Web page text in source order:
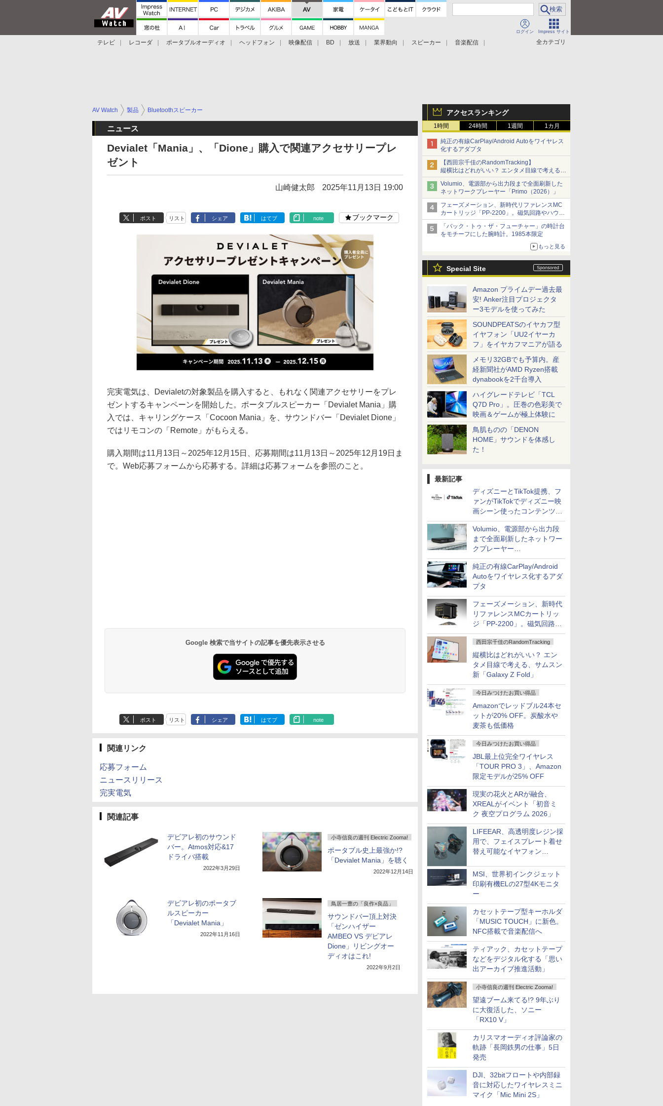
ログイン Impress サイト
全カテゴリ
テレビ レコーダ ポータブルオーディオ ヘッドフォン 映像配信 BD 放送 業界動向 スピーカー
音楽配信
アクセスランキング
1時間 24時間 1週間 1カ月
純正の有線CarPlay/Android Autoをワイヤレス
化するアダプタ
【西田宗千佳のRandomTracking】
縦横比はどれがいい？ エンタメ目線で考える、
サムスン新「Galaxy Z Fold」
Volumio、電源部から出力段まで全面刷新した
ネットワークプレーヤー「Primo（2026）」
フェーズメーション、新時代リファレンスMC
カートリッジ「PP-2200」。磁気回路やハウジ
ングを根本から見直し
「バック・トゥ・ザ・フューチャー」の時計台
をモチーフにした腕時計。1985本限定
もっと見る
Special Site
Amazon プライムデー過去最
安! Anker注目プロジェクタ
ー3モデルを使ってみた
SOUNDPEATSのイヤカフ型
イヤフォン「UU2イヤーカ
フ」をイヤカフマニアが語る
メモリ32GBでも予算内。産
経新聞社がAMD Ryzen搭載
dynabookを2千台導入
ハイグレードテレビ「TCL
Q7D Pro」。圧巻の色彩美で
映画＆ゲームが極上体験に
鳥肌ものの「DENON
HOME」サウンドを体感し
た！
最新記事
ディズニーとTikTok提携、フ
ァンがTikTokでディズニー映
画シーン使ったコンテンツ制
作、Disney+にも配信
Volumio、電源部から出力段
まで全面刷新したネットワー
クプレーヤー
「Primo（2026）」
純正の有線CarPlay/Android
Autoをワイヤレス化するアダ
プタ
フェーズメーション、新時代
リファレンスMCカートリッ
ジ「PP-2200」。磁気回路や
ハウジングを根本から見直し
西田宗千佳のRandomTracking
縦横比はどれがいい？ エン
タメ目線で考える、サムスン
新「Galaxy Z Fold」
今日みつけたお買い得品
Amazonでレッドブル24本セ
ットが20% OFF。炭酸水や
麦茶も低価格
今日みつけたお買い得品
JBL最上位完全ワイヤレス
「TOUR PRO 3」、Amazon
限定モデルが25% OFF
現実の花火とARが融合、
XREALがイベント「初音ミ
ク 夜空プログラム 2026」
LIFEEAR、高透明度レジン採
用で、フェイスプレート着せ
替え可能なイヤフォン
MSI、世界初インクジェット
印刷有機ELの27型4Kモニタ
ー
カセットテープ型キーホルダ
「MUSIC TOUCH」に新色。
NFC搭載で音楽配信へ
ティアック、カセットテープ
などをデジタル化する「思い
出アーカイブ推進活動」
小寺信良の週刊 Electric Zooma!
望遠ブーム来てる!? 9年ぶり
に大復活した、ソニー
「RX10 V」
カリスマオーディオ評論家の
軌跡「長岡鉄男の仕事」5日
発売
DJI、32bitフロートや内部録
音に対応したワイヤレスミニ
マイク「Mic Mini 2S」
AV Watch 製品 Bluetoothスピーカー
ニュース
Devialet「Mania」、「Dione」購入で関連アクセサリープレ
ゼント
山崎健太郎 2025年11月13日 19:00
ポスト リスト シェア はてブ note ブックマーク
完実電気は、Devialetの対象製品を購入すると、もれなく関連アクセサリーをプレ
ゼントするキャンペーンを開始した。ポータブルスピーカー「Devialet Mania」購
入では、キャリングケース「Cocoon Mania」を、サウンドバー「Devialet Dione」
ではリモコンの「Remote」がもらえる。
購入期間は11月13日～2025年12月15日、応募期間は11月13日～2025年12月19日ま
で。Web応募フォームから応募する。詳細は応募フォームを参照のこと。
Google 検索で当サイトの記事を優先表示させる
ポスト リスト シェア はてブ note
関連リンク
応募フォーム
ニュースリリース
完実電気
関連記事
デビアレ初のサウンド
バー。Atmos対応&17
ドライバ搭載
2022年3月29日
小寺信良の週刊 Electric Zooma!
ポータブル史上最強か!?
「Devialet Mania」を聴く
2022年12月14日
デビアレ初のポータブ
ルスピーカー
「Devialet Mania」
2022年11月16日
鳥居一豊の「良作×良品」
サウンドバー頂上対決
「ゼンハイザー
AMBEO VS デビアレ
Dione」リビングオー
ディオはこれ!
2022年9月2日